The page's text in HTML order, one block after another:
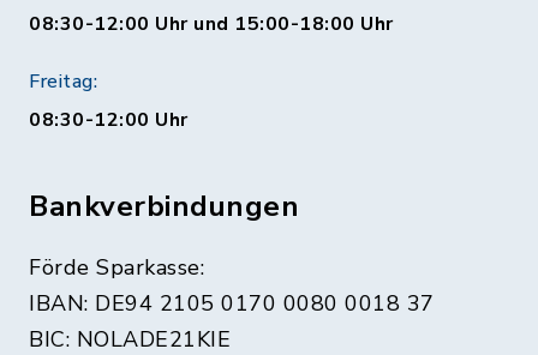
08:30-12:00 Uhr und 15:00-18:00 Uhr
Freitag:
08:30-12:00 Uhr
Bankverbindungen
Förde Sparkasse:
IBAN: DE94 2105 0170 0080 0018 37
BIC: NOLADE21KIE